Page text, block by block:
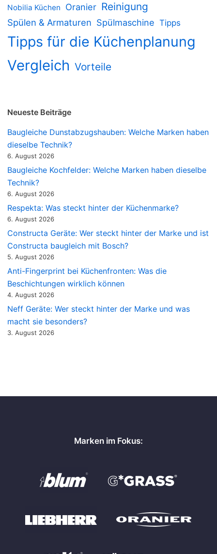
Nobilia Küchen Oranier Reinigung
Spülen & Armaturen Spülmaschine Tipps
Tipps für die Küchenplanung
Vergleich Vorteile
Neueste Beiträge
Baugleiche Dunstabzugshauben: Welche Marken haben
dieselbe Technik?
6. August 2026
Baugleiche Kochfelder: Welche Marken haben dieselbe
Technik?
6. August 2026
Respekta: Was steckt hinter der Küchenmarke?
6. August 2026
Constructa Geräte: Wer steckt hinter der Marke und ist
Constructa baugleich mit Bosch?
5. August 2026
Anti-Fingerprint bei Küchenfronten: Was die
Beschichtungen wirklich können
4. August 2026
Neff Geräte: Wer steckt hinter der Marke und was
macht sie besonders?
3. August 2026
Marken im Fokus: